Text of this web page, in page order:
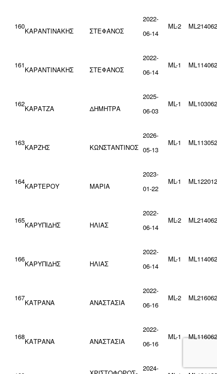
160
ΚΑΡΑΝΤΙΝΑΚΗΣ ΣΤΕΦΑΝΟΣ
2022-
06-14
ML-2
161
ΚΑΡΑΝΤΙΝΑΚΗΣ ΣΤΕΦΑΝΟΣ
2022-
06-14
ML-1
162
ΚΑΡΑΤΖΑ ΔΗΜΗΤΡΑ
2025-
06-03
ML-1
163
ΚΑΡΖΗΣ ΚΩΝΣΤΑΝΤΙΝΟΣ
2026-
05-13
ML-1
164
ΚΑΡΤΕΡΟΥ ΜΑΡΙΑ
2023-
01-22
ML-1
165
ΚΑΡΥΠΙΔΗΣ ΗΛΙΑΣ
2022-
06-14
ML-2
166
ΚΑΡΥΠΙΔΗΣ ΗΛΙΑΣ
2022-
06-14
ML-1
167
ΚΑΤΡΑΝΑ ΑΝΑΣΤΑΣΙΑ
2022-
06-16
ML-2
168
ΚΑΤΡΑΝΑ ΑΝΑΣΤΑΣΙΑ
2022-
06-16
ML-1
2024-